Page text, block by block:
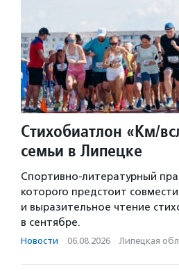
Стихобиатлон «Км/
семьи в Липецке
Спортивно-литературный
которого предстоит
и выразительное чтение
в сентябре.
Новости · 06.08.2026 · Липецкая